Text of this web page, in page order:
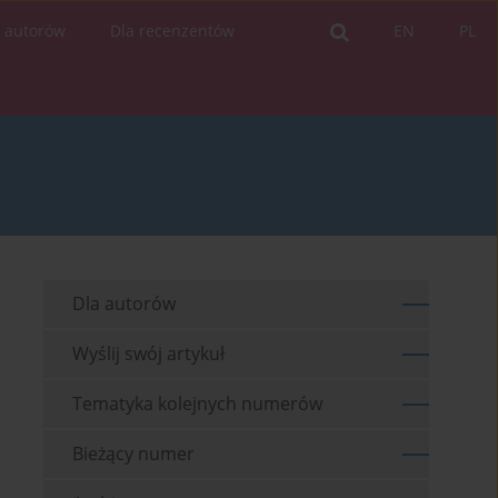
PL
EN
autorów Dla recenzentów
Dla autorów
Wyślij swój artykuł
Tematyka kolejnych numerów
Bieżący numer